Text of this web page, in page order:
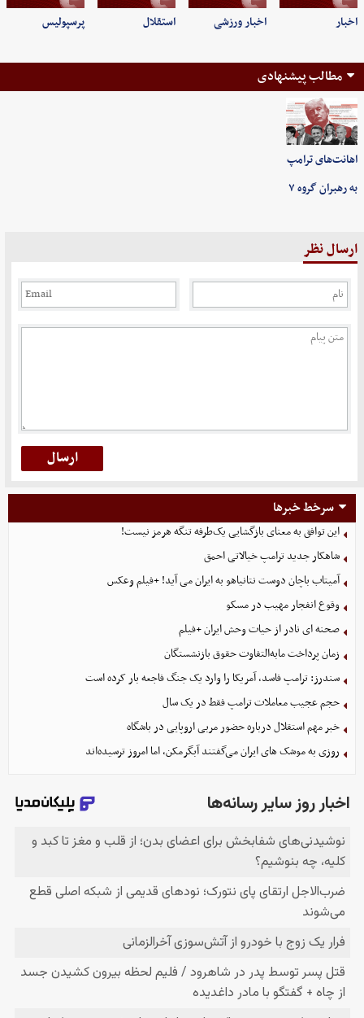
اخبار اخبار ورزشی استقلال پرسپولیس
مطالب پیشنهادی
اهانت‌های ترامپ
به رهبران گروه ۷
ارسال نظر
سرخط خبرها
این توافق به معنای بازگشایی یک‌طرفه تنگه هرمز نیست!
شاهکار جدید ترامپ خیالاتی احمق
آمیتاب باچان دوست نتانیاهو به ایران می آید! +فیلم وعکس
وقوع انفجار مهیب در مسکو
صحنه ای نادر از حیات وحش ایران +فیلم
زمان پرداخت مابه‌التفاوت حقوق بازنشستگان
سندرز: ترامپ فاسد، آمریکا را وارد یک جنگ فاجعه بار کرده است
حجم عجیب معاملات ترامپ فقط در یک سال
خبر مهم استقلال درباره حضور مربی اروپایی در باشگاه
روزی به موشک‌ های ایران می‌گفتند آبگرمکن، اما امروز ترسیده‌اند